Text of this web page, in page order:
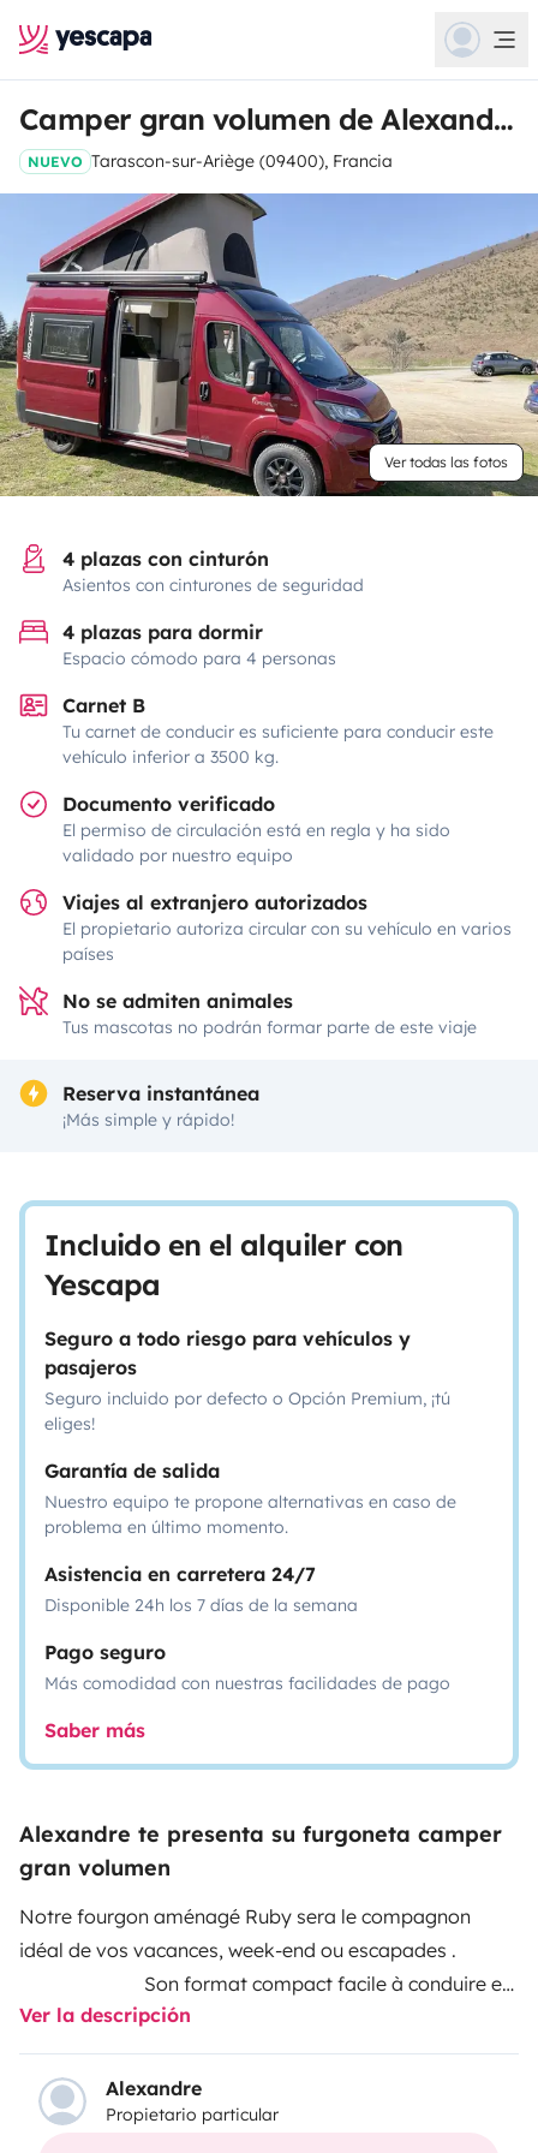
Camper gran volumen de Alexandre
NUEVO Tarascon-sur-Ariège (09400), Francia
Ver todas las fotos
4 plazas con cinturón
Asientos con cinturones de seguridad
4 plazas para dormir
Espacio cómodo para 4 personas
Carnet B
Tu carnet de conducir es suficiente para conducir este
vehículo inferior a 3500 kg.
Documento verificado
El permiso de circulación está en regla y ha sido
validado por nuestro equipo
Viajes al extranjero autorizados
El propietario autoriza circular con su vehículo en varios
países
No se admiten animales
Tus mascotas no podrán formar parte de este viaje
Reserva instantánea
¡Más simple y rápido!
Incluido en el alquiler con
Yescapa
Seguro a todo riesgo para vehículos y
pasajeros
Seguro incluido por defecto o Opción Premium, ¡tú
eliges!
Garantía de salida
Nuestro equipo te propone alternativas en caso de
problema en último momento.
Asistencia en carretera 24/7
Disponible 24h los 7 días de la semana
Pago seguro
Más comodidad con nuestras facilidades de pago
Saber más
Alexandre te presenta su furgoneta camper
gran volumen
Notre fourgon aménagé Ruby sera le compagnon
idéal de vos vacances, week-end ou escapades .
Son format compact facile à conduire et
à stationner avec sa caméra de recul facilitera vos
déplacements. 5.41m de long. Son
équipement est complet et son confort optimal
(douche, wc, kitchenette équipée, mobilier extérieur,
Ver la descripción
Alexandre
Propietario particular